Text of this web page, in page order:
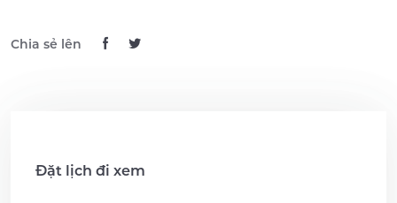
Chia sẻ lên
Đặt lịch đi xem